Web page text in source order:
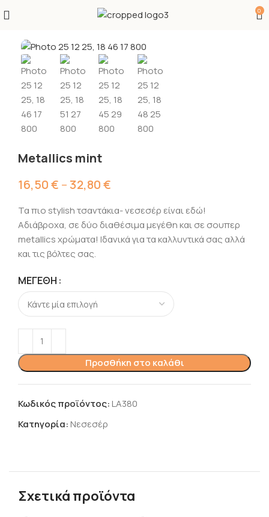
0
Metallics mint
16,50€ –32,80€
Τα πιο stylish τσαντάκια- νεσεσέρ είναι εδώ!
Αδιάβροχα, σε δύο διαθέσιμα μεγέθη και σε σουπερ
metallics χρώματα! Ιδανικά για τα καλλυντικά σας αλλά
και τις βόλτες σας.
ΜΕΓΈΘΗ
Προσθήκη στο καλάθι
Κωδικός προϊόντος:LA380
Κατηγορία:Νεσεσέρ
Σχετικά προϊόντα